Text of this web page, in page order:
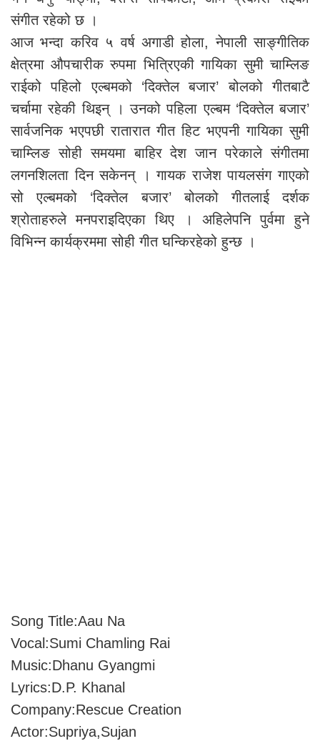
संगीत रहेको छ ।
आज भन्दा करिव ५ वर्ष अगाडी होला, नेपाली साङ्गीतिक
क्षेत्रमा औपचारीक रुपमा भित्रिएकी गायिका सुमी चाम्लिङ
राईको पहिलो एल्बमको ‘दिक्तेल बजार’ बोलको गीतबाटै
चर्चामा रहेकी थिइन् । उनको पहिला एल्बम ‘दिक्तेल बजार’
सार्वजनिक भएपछी रातारात गीत हिट भएपनी गायिका सुमी
चाम्लिङ सोही समयमा बाहिर देश जान परेकाले संगीतमा
लगनशिलता दिन सकेनन् । गायक राजेश पायलसंग गाएको
सो एल्बमको ‘दिक्तेल बजार’ बोलको गीतलाई दर्शक
श्रोताहरुले मनपराइदिएका थिए । अहिलेपनि पुर्वमा हुने
विभिन्न कार्यक्रममा सोही गीत घन्किरहेको हुन्छ ।
Song Title:Aau Na
Vocal:Sumi Chamling Rai
Music:Dhanu Gyangmi
Lyrics:D.P. Khanal
Company:Rescue Creation
Actor:Supriya,Sujan